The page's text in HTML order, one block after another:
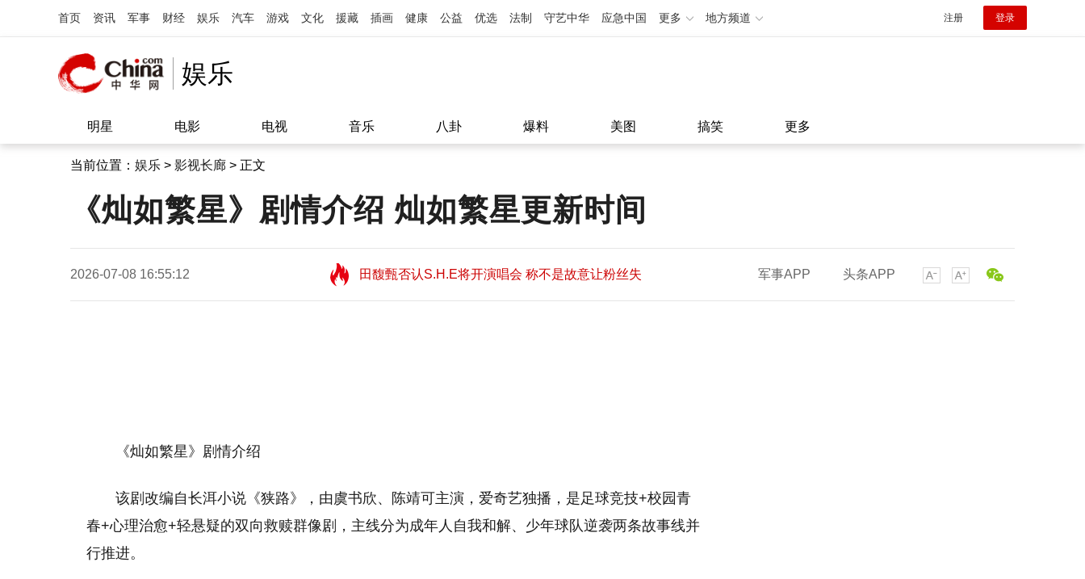
首页 资讯 军事 财经 娱乐 汽车 游戏 文化 援藏 插画 健康 公益 优选 法制 守艺中华 应急中国 更多 地方频道 注册 登录
娱乐
明星 电影 电视 音乐 八卦 爆料 美图 搞笑 更多
当前位置： 娱乐 > 影视长廊 > 正文
《灿如繁星》剧情介绍 灿如繁星更新时间
2026-07-08 16:55:12
田馥甄否认S.H.E将开演唱会 称不是故意让粉丝失
望11:08
田馥甄否认S.H.E将开演唱会 称不是故意让粉丝失
军事APP 头条APP
《灿如繁星》剧情介绍
该剧改编自长洱小说《狭路》，由虞书欣、陈靖可主演，爱奇艺独播，是足球竞技+校园青
春+心理治愈+轻悬疑的双向救赎群像剧，主线分为成年人自我和解、少年球队逆袭两条故事线并
行推进。